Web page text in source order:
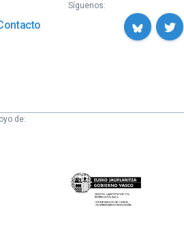
Síguenos:
de:
Eusko
Jaurlaritza